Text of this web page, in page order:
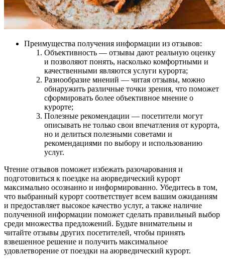
Преимущества получения информации из отзывов:
Объективность — отзывы дают реальную оценку
и позволяют понять, насколько комфортными и
качественными являются услуги курорта;
Разнообразие мнений — читая отзывы, можно
обнаружить различные точки зрения, что поможет
сформировать более объективное мнение о
курорте;
Полезные рекомендации — посетители могут
описывать не только свои впечатления от курорта,
но и делиться полезными советами и
рекомендациями по выбору и использованию
услуг.
Чтение отзывов поможет избежать разочарования и
подготовиться к поездке на аюрведический курорт
максимально осознанно и информированно. Убедитесь в том,
что выбранный курорт соответствует всем вашим ожиданиям
и предоставляет высокое качество услуг, а также наличие
полученной информации поможет сделать правильный выбор
среди множества предложений. Будьте внимательны и
читайте отзывы других посетителей, чтобы принять
взвешенное решение и получить максимальное
удовлетворение от поездки на аюрведический курорт.